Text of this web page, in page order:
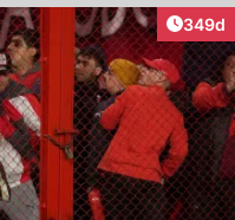
349d